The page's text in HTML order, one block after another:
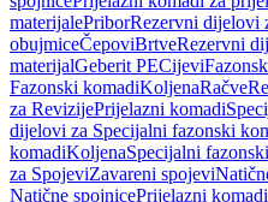
materijalePriborRezervni dijelovi
obujmiceČepoviBrtveRezervni
materijalGeberit PECijevi
Fazonski komadiKoljenaRačve
za RevizijePrijelazni komadi
dijelovi za Specijalni fazonski
komadiKoljenaSpecijalni
za SpojeviZavareni spojevi
Natične spojnicePrijelazni